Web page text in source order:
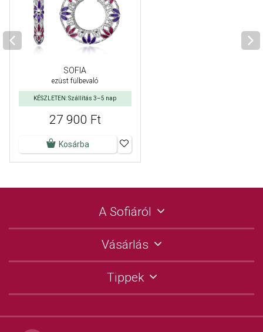
SOFIA
ezüst fülbevaló
KÉSZLETEN: Szállítás 3–5 nap
27 900 Ft
Kosárba
A Sofiáról
Vásárlás
Tippek